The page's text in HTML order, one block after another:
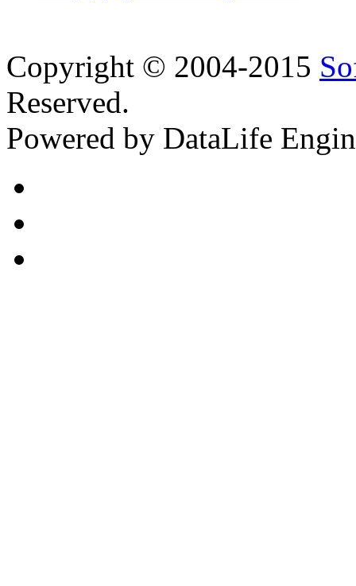
Copyright © 2004-2015
Reserved.
Powered by DataLife